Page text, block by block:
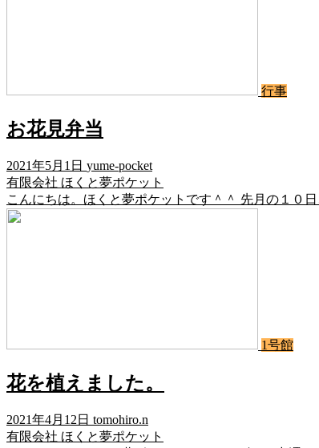
行事
お花見弁当
2021年5月1日 yume-pocket
有限会社 ほくと夢ポケット
こんにちは。ほくと夢ポケットです＾＾ 先月の１０
1号館
花を植えました。
2021年4月12日 tomohiro.n
有限会社 ほくと夢ポケット